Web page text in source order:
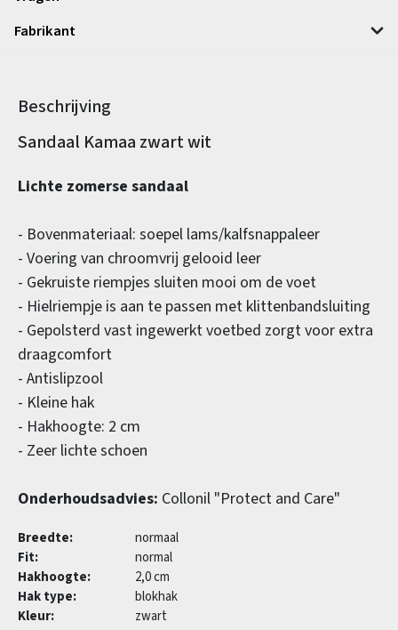
Fabrikant
Beschrijving
Productinformatie
Sandaal Kamaa zwart wit
Lichte zomerse sandaal
- Bovenmateriaal: soepel lams/kalfsnappaleer
- Voering van chroomvrij gelooid leer
- Gekruiste riempjes sluiten mooi om de voet
- Hielriempje is aan te passen met klittenbandsluiting
- Gepolsterd vast ingewerkt voetbed zorgt voor extra
draagcomfort
- Antislipzool
- Kleine hak
- Hakhoogte: 2 cm
- Zeer lichte schoen
Onderhoudsadvies: Collonil "Protect and Care"
Breedte:
normaal
Fit:
normal
Hakhoogte:
2,0 cm
Hak type:
blokhak
Kleur:
zwart